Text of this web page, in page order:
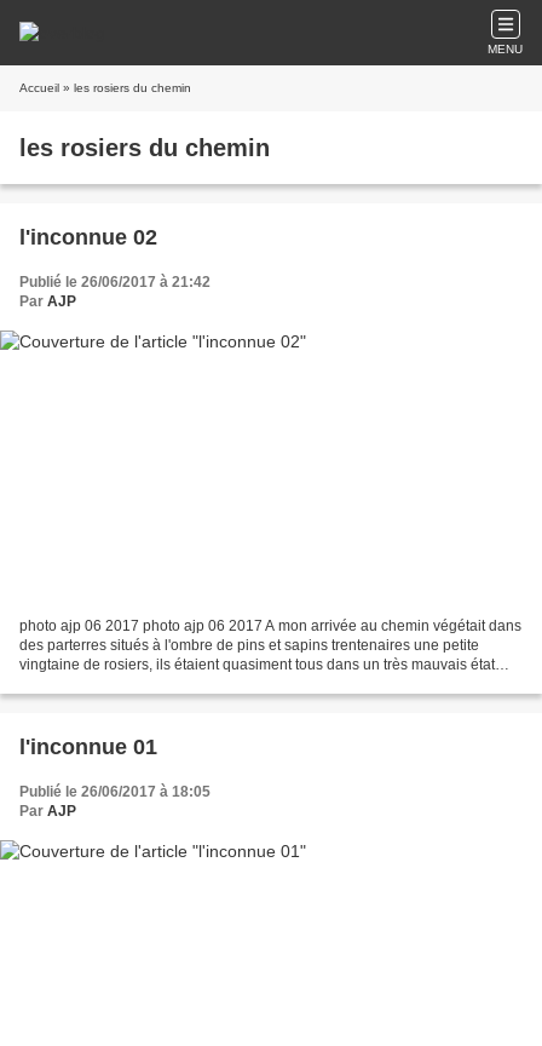
MENU
Accueil » les rosiers du chemin
les rosiers du chemin
l'inconnue 02
Publié le 26/06/2017 à 21:42
Par AJP
photo ajp 06 2017 photo ajp 06 2017 A mon arrivée au chemin végétait dans
des parterres situés à l'ombre de pins et sapins trentenaires une petite
vingtaine de rosiers, ils étaient quasiment tous dans un très mauvais état
l'inconnue 01
Publié le 26/06/2017 à 18:05
Par AJP